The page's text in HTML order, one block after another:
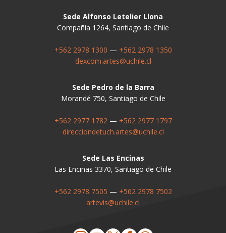
Sede Alfonso Letelier Llona
Compañía 1264, Santiago de Chile
+562 2978 1300 — +562 2978 1350
dexcom.artes@uchile.cl
Sede Pedro de la Barra
Morandé 750, Santiago de Chile
+562 2977 1782— +562 2977 1797
direcciondetuch.artes@uchile.cl
Sede Las Encinas
Las Encinas 3370, Santiago de Chile
+562 2978 7505 — +562 2978 7502
artevis@uchile.cl